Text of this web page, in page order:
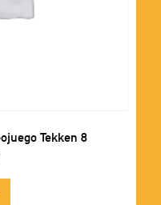
Tekken 8